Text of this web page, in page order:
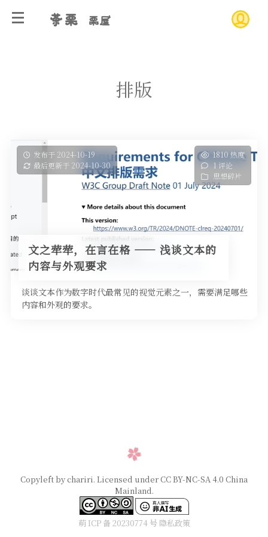
茶栗 栗屋
排版
发布于 2024-10-19
最后更新于 2024-10-30
1810 热度
1 评论
思想碎片
文之荦荦，在言在格 —— 浅谈文本的
内容与外观要求
谈谈文本作为数字时代最常见的视觉元素之一，需要满足哪些
内容和外观的要求。
Copyleft by chariri. Licensed under CC BY-NC-SA 4.0 China
Mainland.
萌 ICP 备 20230774 号 隐私政策